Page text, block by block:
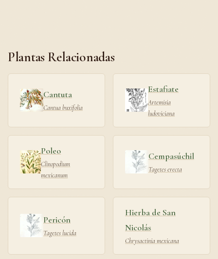
Plantas Relacionadas
Cantuta
Cantua buxifolia
Estafiate
Artemisia
ludoviciana
Poleo
Clinopodium
mexicanum
Cempasúchil
Tagetes erecta
Pericón
Tagetes lucida
Hierba de San
Nicolás
Chrysactinia mexicana